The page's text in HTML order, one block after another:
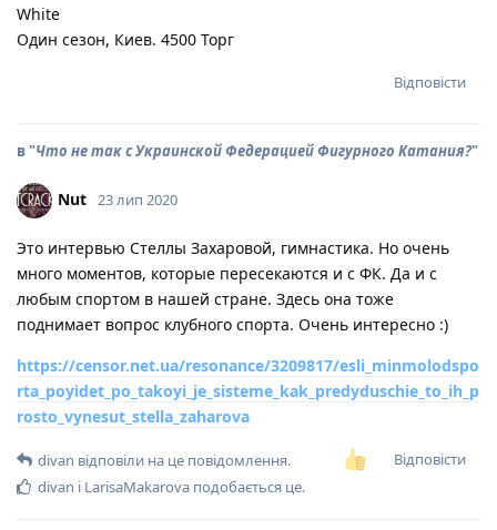
White
Один сезон, Киев. 4500 Торг
Відповісти
в "Что не так с Украинской Федерацией Фигурного Катания?"
Nut 23 лип 2020
Это интервью Стеллы Захаровой, гимнастика. Но очень
много моментов, которые пересекаются и с ФК. Да и с
любым спортом в нашей стране. Здесь она тоже
поднимает вопрос клубного спорта. Очень интересно :)
https://censor.net.ua/resonance/3209817/esli_minmolodspo
rta_poyidet_po_takoyi_je_sisteme_kak_predyduschie_to_ih_p
rosto_vynesut_stella_zaharova
Відповісти
divan відповіли на це повідомлення.
divan і LarisaMakarova подобається це.